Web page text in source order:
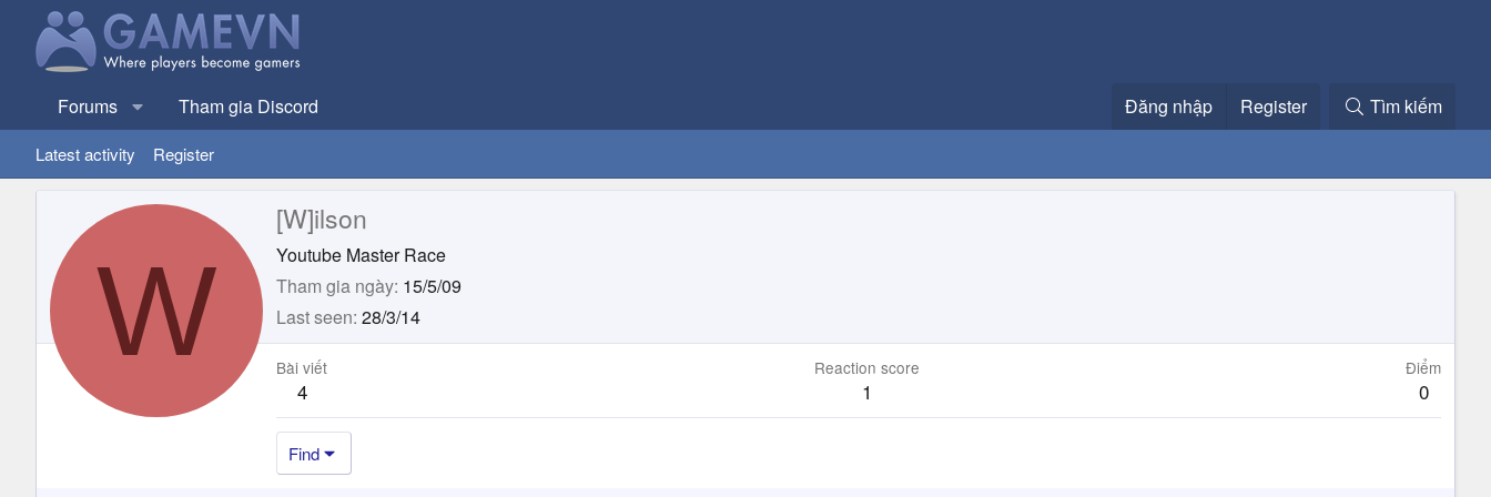
Forums Tham gia Discord Đăng nhập Register Tìm kiếm
Latest activity Register
W
[W]ilson
Youtube Master Race
Tham gia ngày 15/5/09
Last seen 28/3/14
Bài viết
4
Reaction score
1
Điểm
0
Find